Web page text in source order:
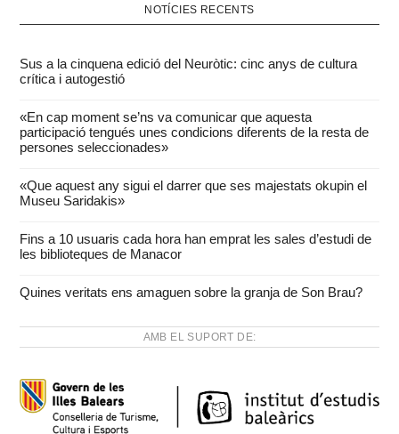
NOTÍCIES RECENTS
Sus a la cinquena edició del Neuròtic: cinc anys de cultura
crítica i autogestió
«En cap moment se’ns va comunicar que aquesta
participació tengués unes condicions diferents de la resta de
persones seleccionades»
«Que aquest any sigui el darrer que ses majestats okupin el
Museu Saridakis»
Fins a 10 usuaris cada hora han emprat les sales d’estudi de
les biblioteques de Manacor
Quines veritats ens amaguen sobre la granja de Son Brau?
AMB EL SUPORT DE: